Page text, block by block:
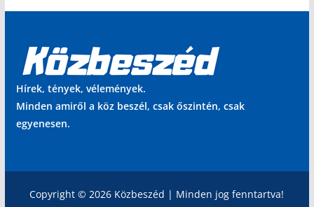
Hírek, tények, vélemények.
Minden amiről a köz beszél, csak őszintén, csak
egyenesen.
Copyright © 2026 Közbeszéd | Minden jog fenntartva!